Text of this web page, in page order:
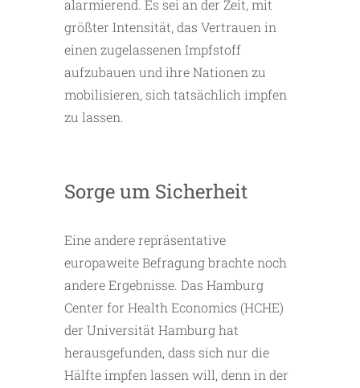
alarmierend. Es sei an der Zeit, mit
größter Intensität, das Vertrauen in
einen zugelassenen Impfstoff
aufzubauen und ihre Nationen zu
mobilisieren, sich tatsächlich impfen
zu lassen.
Sorge um Sicherheit
Eine andere repräsentative
europaweite Befragung brachte noch
andere Ergebnisse. Das Hamburg
Center for Health Economics (HCHE)
der Universität Hamburg hat
herausgefunden, dass sich nur die
Hälfte impfen lassen will, denn in der